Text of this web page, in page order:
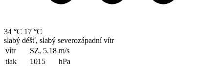
34 °C 17 °C
slabý déšť, slabý severozápadní vítr
vítr
SZ, 5.18 m/s
tlak
1015
hPa